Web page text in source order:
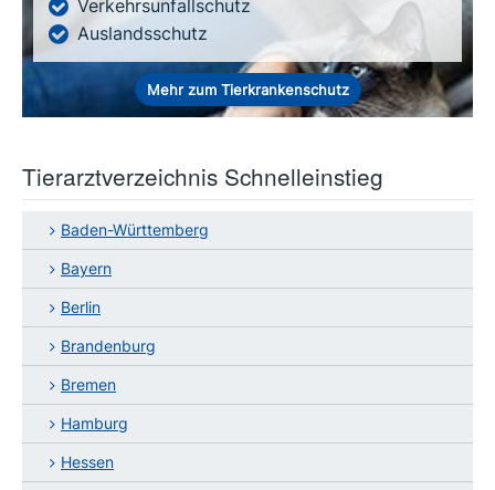
Verkehrsunfallschutz
Auslandsschutz
Mehr zum Tierkrankenschutz
Tierarztverzeichnis Schnelleinstieg
Baden-Württemberg
Bayern
Berlin
Brandenburg
Bremen
Hamburg
Hessen